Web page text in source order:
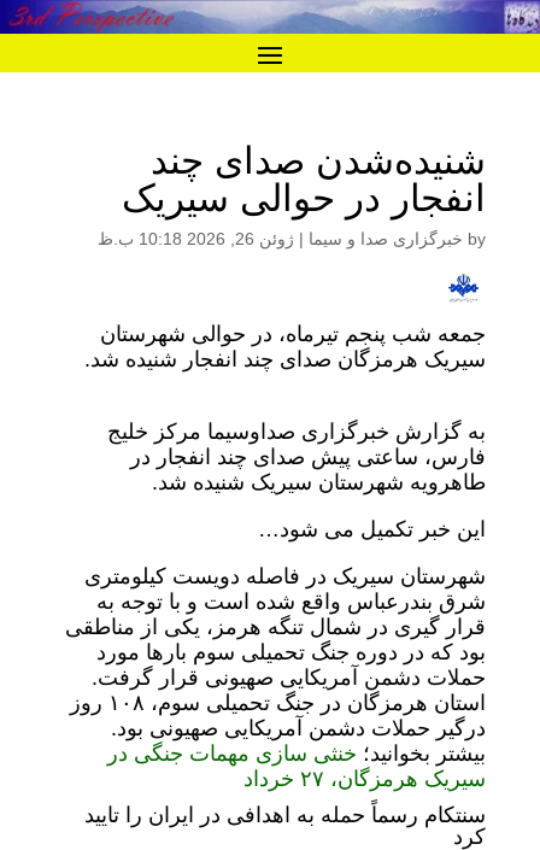
شنیده‌شدن صدای چند
انفجار در حوالی سیریک
by خبرگزاری صدا و سیما | ژوئن 26, 2026 10:18 ب.ظ
جمعه شب پنجم تیرماه، در حوالی شهرستان
سیریک هرمزگان صدای چند انفجار شنیده شد.
به گزارش خبرگزاری صداوسیما مرکز خلیج
فارس، ساعتی پیش صدای چند انفجار در
طاهرویه شهرستان سیریک شنیده شد.
این خبر تکمیل می شود…
شهرستان سیریک در فاصله دویست کیلومتری
شرق بندرعباس واقع شده است و با توجه به
قرار گیری در شمال تنگه هرمز، یکی از مناطقی
بود که در دوره جنگ تحمیلی سوم بارها مورد
حملات دشمن آمریکایی صهیونی قرار گرفت.
استان هرمزگان در جنگ تحمیلی سوم، ۱۰۸ روز
درگیر حملات دشمن آمریکایی صهیونی بود.
بیشتر بخوانید؛ خنثی سازی مهمات جنگی در
سیریک هرمزگان، ۲۷ خرداد
سنتکام رسماً حمله به اهدافی در ایران را تایید
کرد